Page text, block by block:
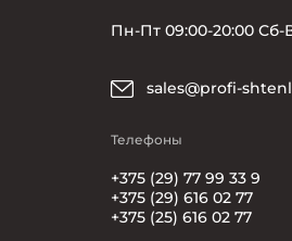
Пн-Пт 09:00-20:00 Сб-
sales@profi-
Телефоны
+375 (29) 77 99 33 9
+375 (29) 616 02 77
+375 (25) 616 02 77